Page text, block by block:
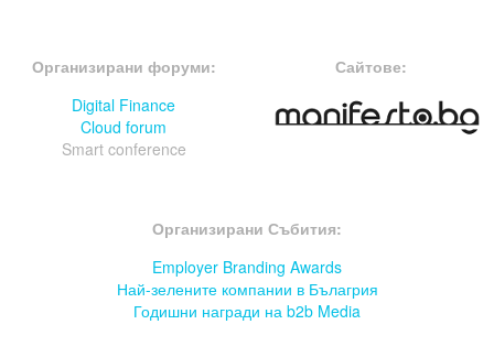
Организирани форуми:
Digital Finance
Cloud forum
Smart conference
Сайтове:
Организирани Събития:
Employer Branding Awards
Най-зелените компании в Бълагрия
Годишни награди на b2b Media